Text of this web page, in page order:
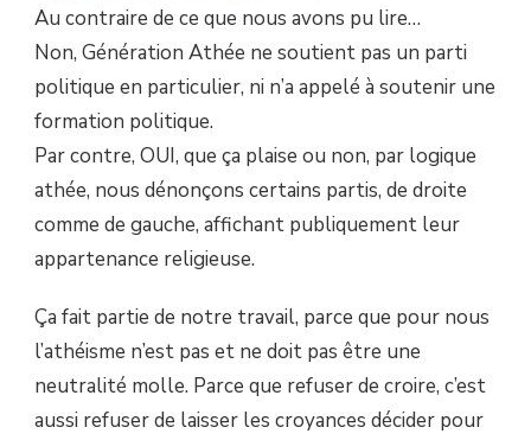
Au contraire de ce que nous avons pu lire…
Non, Génération Athée ne soutient pas un parti
politique en particulier, ni n’a appelé à soutenir une
formation politique.
Par contre, OUI, que ça plaise ou non, par logique
athée, nous dénonçons certains partis, de droite
comme de gauche, affichant publiquement leur
appartenance religieuse.
Ça fait partie de notre travail, parce que pour nous
l’athéisme n’est pas et ne doit pas être une
neutralité molle. Parce que refuser de croire, c’est
aussi refuser de laisser les croyances décider pour